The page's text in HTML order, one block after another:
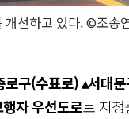
개선하고 있다. ©조송
로구(수표로) ▴서대
행자 우선도로로 지정